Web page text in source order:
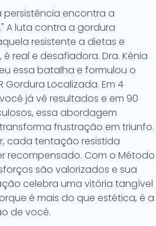
persistência encontra a
A luta contra a gordura
resistente a dietas e
é real e desafiadora. Dra. Kênia
essa batalha e formulou o
Gordura Localizada. Em 4
já vê resultados e em 90
essa abordagem
frustração em triunfo.
cada tentação resistida
recompensado. Com o Método
são valorizados e sua
celebra uma vitória tangível
é mais do que estética, é a
de você.